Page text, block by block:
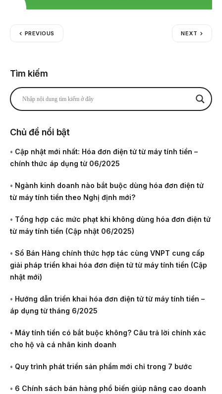
PREVIOUS NEXT
Tìm kiếm
Chủ đề nổi bật
• Cập nhật mới nhất: Hóa đơn điện tử từ máy tính tiền –
chính thức áp dụng từ 06/2025
• Ngành kinh doanh nào bắt buộc dùng hóa đơn điện tử
từ máy tính tiền theo Nghị định mới?
• Tổng hợp các mức phạt khi không dùng hóa đơn điện tử
từ máy tính tiền (Cập nhật 06/2025)
• Sổ Bán Hàng chính thức hợp tác cùng VNPT cung cấp
giải pháp triển khai hóa đơn điện tử từ máy tính tiền (Cập
nhật mới)
• Hướng dẫn triển khai hóa đơn điện tử từ máy tính tiền –
áp dụng từ tháng 6/2025
• Máy tính tiền có bắt buộc không? Câu trả lời chính xác
cho hộ và cá nhân kinh doanh
• Quy trình phát triển sản phẩm mới chỉ trong 7 bước
• 6 Chính sách bán hàng phổ biến giúp nâng cao doanh